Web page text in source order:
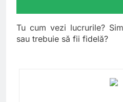
Tu cum vezi lucrurile?
sau trebuie să fii fidelă?